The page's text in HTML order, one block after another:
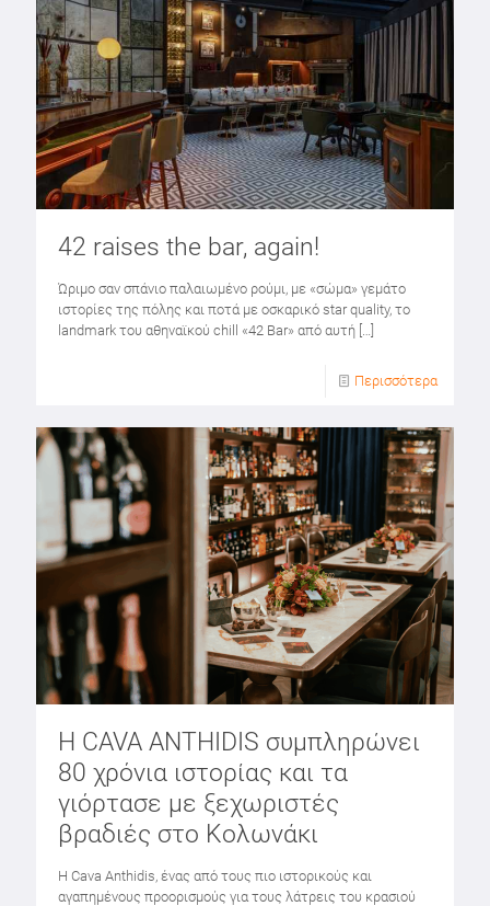
42 raises the bar, again!
Ώριμο σαν σπάνιο παλαιωμένο ρούμι, με «σώμα» γεμάτο
ιστορίες της πόλης και ποτά με οσκαρικό star quality, το
landmark του αθηναϊκού chill «42 Bar» από αυτή […]
Περισσότερα
Η CAVA ANTHIDIS συμπληρώνει
80 χρόνια ιστορίας και τα
γιόρτασε με ξεχωριστές
βραδιές στο Κολωνάκι
Η Cava Anthidis, ένας από τους πιο ιστορικούς και
αγαπημένους προορισμούς για τους λάτρεις του κρασιού